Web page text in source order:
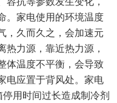
。家电使用的环境温度
，久而久之，会加速元
力源，靠近热力源，
体温度不平衡，会导致
电应置于背风处。家电
用时间过长造成制冷剂